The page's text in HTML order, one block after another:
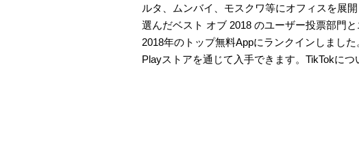
ルタ、ムンバイ、モスクワ等にオフィスを展
選んだベスト オブ 2018 のユーザー投票部門
2018年のトップ無料Appにランクインしまし
Playストアを通じて入手できます。TikTokに